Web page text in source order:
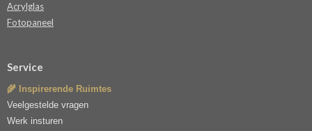
Acrylglas
Fotopaneel
Service
🌾 Inspirerende Ruimtes
Veelgestelde vragen
Werk insturen